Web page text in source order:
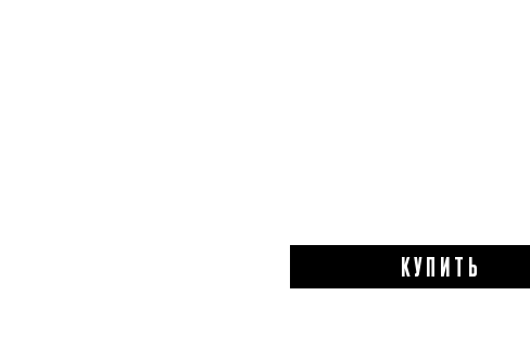
КУПИТЬ